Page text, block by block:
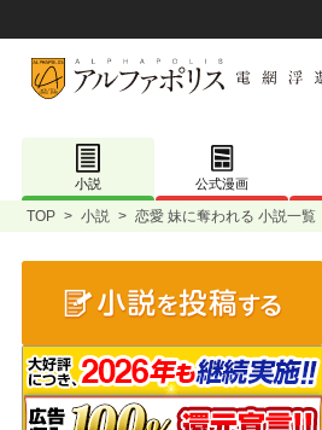
小説 公式漫画
TOP > 小説 > 恋愛 妹に奪われる 小説一覧